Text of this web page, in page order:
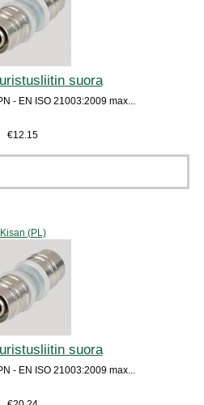
suora
- EN ISO 21003:2009 max...
€12.15
Kisan (PL)
suora
- EN ISO 21003:2009 max...